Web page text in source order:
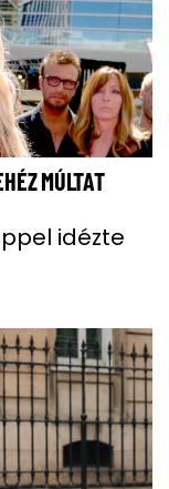
MÚLTAT
idézte